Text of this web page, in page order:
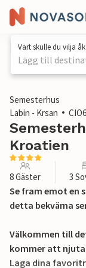
Vart skulle du vilja
Lägg till
1 / 38
Semesterhus
Labin - Krsan
Kroatien
8 Gäster 3
Se fram emot en
detta bekväma
Välkommen till
kommer att
Laga dina